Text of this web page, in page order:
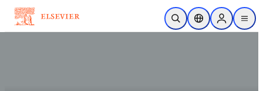
주요 콘텐츠로 건너뛰기
검색 열기위치 선택기Sign in to
menu